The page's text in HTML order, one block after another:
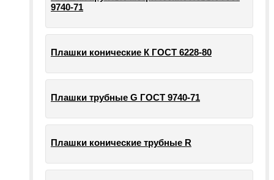
9740-71
Плашки конические К ГОСТ 6228-80
Плашки трубные G ГОСТ 9740-71
Плашки конические трубные R